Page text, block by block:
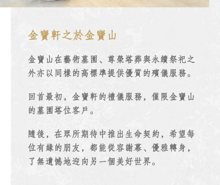
金寶軒之於金寶山
金寶山在藝術墓園、尊榮塔葬與永續祭祀之
外亦以同樣的高標準提供優質的殯儀服務。
回首最初 ， 金寶軒的禮儀服務 ， 僅限金寶山
的墓園塔位客戶 。
隨後，在眾所期待中推出生命契約 ， 希望每
位有緣的朋友 ， 都能從容謝幕、優雅轉身 ，
了無遺憾地迎向另一個美好世界。